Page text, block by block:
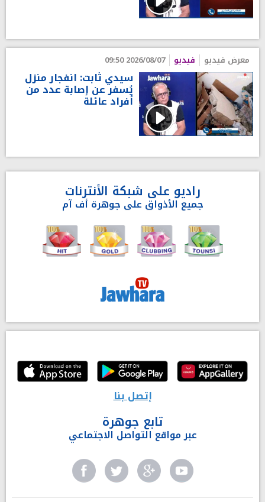
معرض فيديو فيديو 2026/08/07 09:50
سيدي ثابت: انفجار منزل
يُسفر عن إصابة عدد من
أفراد عائلة
راديو على شبكة الأنترنات
جميع الأذواق على جوهرة أف آم
إتصل بنا
تابع جوهرة
عبر مواقع التواصل الاجتماعي